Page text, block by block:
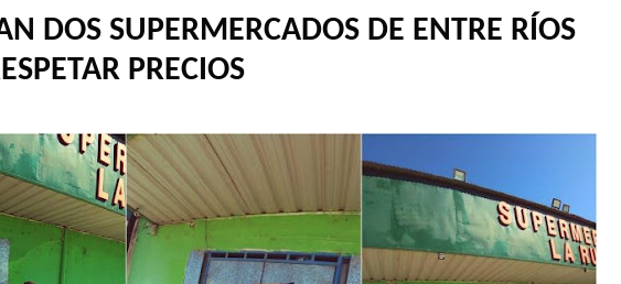
DOS SUPERMERCADOS DE ENTRE RÍOS
PRECIOS